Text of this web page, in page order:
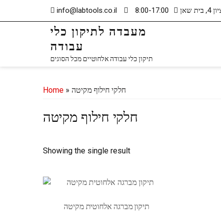
info@labtools.co.il שאן 8:00-17:00
מעבדה לתיקון כלי
עבודה
תיקון כלי עבודה אלחוטיים מכל הסוגים
Home » חלקי חילוף מקיטה
חלקי חילוף מקיטה
Showing the single result
תיקון מברגה אלחוטית מקיטה